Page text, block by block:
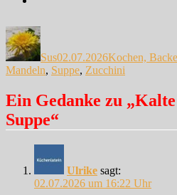
Autor
Sus02.07.2026Kochen,
Mandeln, Suppe, Zucchini
Ein Gedanke zu
Suppe“
Ulrike sagt:
02.07.2026 um 16:22 Uhr